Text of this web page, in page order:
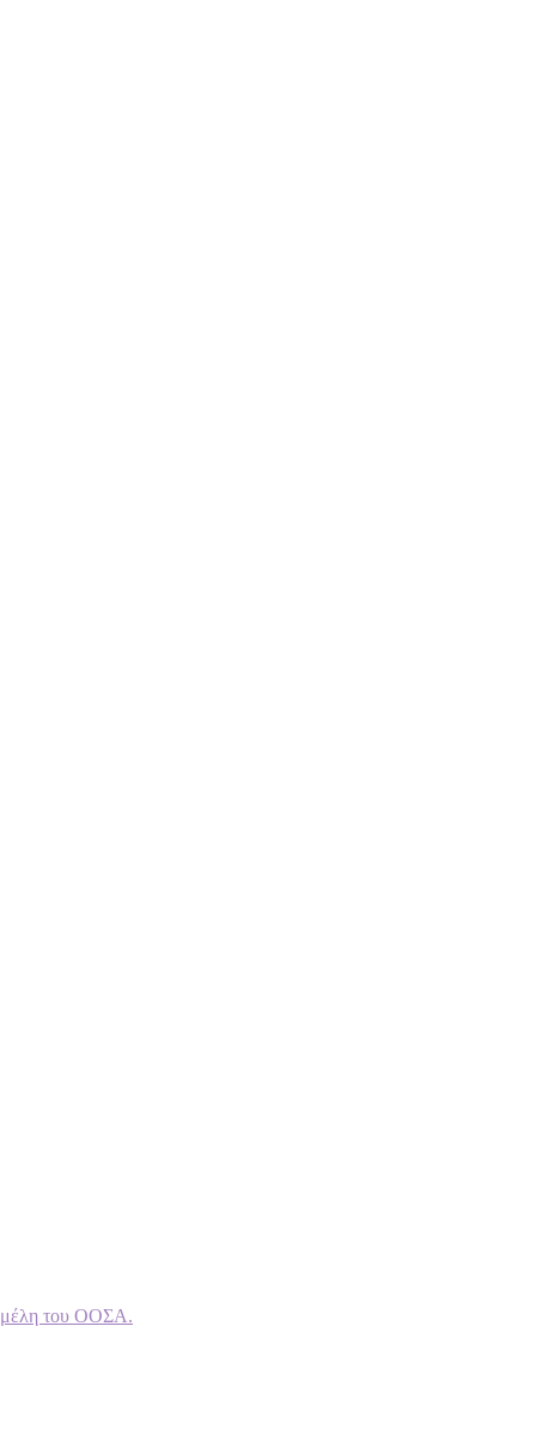
μέλη του ΟΟΣΑ.